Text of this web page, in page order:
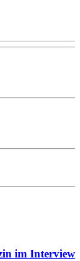
im Interview